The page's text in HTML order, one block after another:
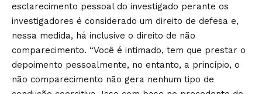
esclarecimento pessoal do investigado perante os
investigadores é considerado um direito de defesa e,
nessa medida, há inclusive o direito de não
comparecimento. “Você é intimado, tem que prestar o
depoimento pessoalmente, no entanto, a princípio, o
não comparecimento não gera nenhum tipo de